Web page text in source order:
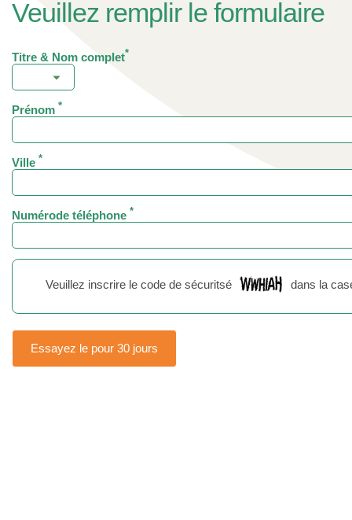
Veuillez remplir le formulaire
Titre & Nom complet*
Prénom*
Ville*
Numérode téléphone*
Veuillez inscrire le code de sécuritsé dans la